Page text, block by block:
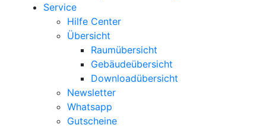
Service
Hilfe Center
Übersicht
Raumübersicht
Gebäudeübersicht
Downloadübersicht
Newsletter
Whatsapp
Gutscheine